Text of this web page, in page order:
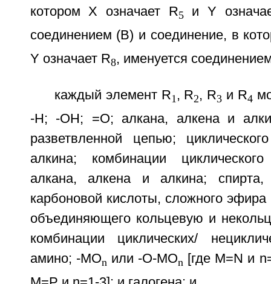
котором Х означает R5 и Y
соединением (В) и соединение, в
Y означает R8, именуется
каждый элемент R1 , R2, R3 и R4
-Н; -ОН; =О; алкана, алкена и
разветвленной цепью;
алкина; комбинации
алкана, алкена и алкина; спирта,
карбоновой кислоты, сложного
объединяющего кольцевую и
комбинации циклических/
амино; -MOn или -O-MOn [где М=N и